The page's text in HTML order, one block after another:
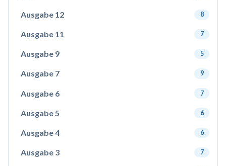
Ausgabe 12 8
Ausgabe 11 7
Ausgabe 9 5
Ausgabe 7 9
Ausgabe 6 7
Ausgabe 5 6
Ausgabe 4 6
Ausgabe 3 7